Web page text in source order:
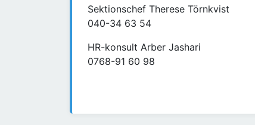
Sektionschef Therese Törnkvist
040-34 63 54
HR-konsult Arber Jashari
0768-91 60 98